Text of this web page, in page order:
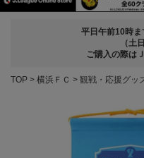
平日午前10時ま
（土
ご購入の際は
TOP 横浜ＦＣ 観戦・応援グッ